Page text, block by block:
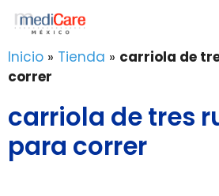
Saltar
contenido
Inicio » Tienda » carriola de
correr
carriola de tres
para correr